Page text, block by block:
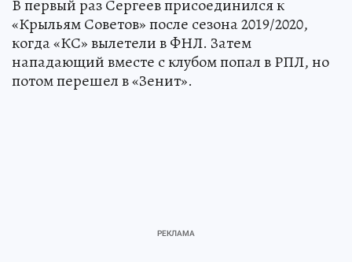
В первый раз Сергеев присоединился к
«Крыльям Советов» после сезона 2019/2020,
когда «КС» вылетели в ФНЛ. Затем
нападающий вместе с клубом попал в РПЛ, но
потом перешел в «Зенит».